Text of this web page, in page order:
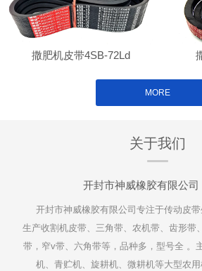
撒肥机皮带4SB-72Ld
MORE
关于我们
开封市神威橡胶有限公司
开封市神威橡胶有限公司专注于传动皮带
生产收割机皮带、三角带、农机带、齿形带
带，窄v带、六角带等，品种多，型号全 。
机、青贮机、旋耕机、微耕机等大型农用